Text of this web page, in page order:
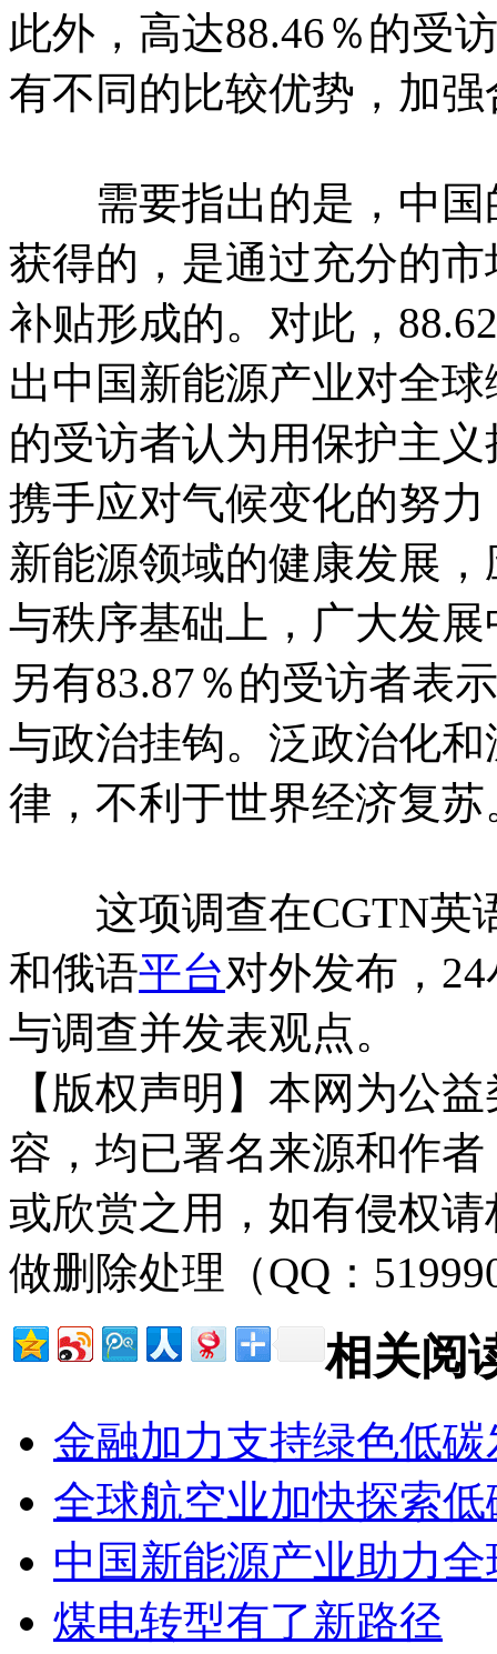
此外，高达88.46％的受
有不同的比较优势，加
需要指出的是，中国
获得的，是通过充分的
补贴形成的。对此，
出中国新能源产业对全
的受访者认为用保护主
携手应对气候变化的努
新能源领域的健康发展
与秩序基础上，广大发
另有83.87％的受访者表
与政治挂钩。泛政治化
律，不利于世界经济复苏
这项调查在CGTN英
和俄语平台对外发布，
与调查并发表观点。
【版权声明】本网为公
容，均已署名来源和作
或欣赏之用，如有侵权
做删除处理（QQ：
相关阅
金融加力支持绿色低碳
全球航空业加快探索
中国新能源产业助力
煤电转型有了新路径